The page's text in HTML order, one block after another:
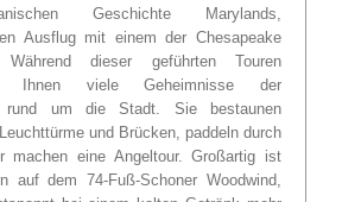
Geschichte Marylands,
Ausflug mit einem der Chesapeake
dieser geführten Touren
Ihnen viele Geheimnisse der
rund um die Stadt. Sie bestaunen
und Brücken, paddeln durch
machen eine Angeltour. Großartig ist
auf dem 74-Fuß-Schoner Woodwind,